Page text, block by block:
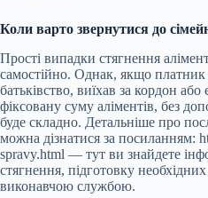
Коли варто звернутися до
Прості випадки стягнення
самостійно. Однак, якщо
батьківство, виїхав за кордон
фіксовану суму аліментів, без
буде складно. Детальніше про
можна дізнатися за посиланням:
spravy.html — тут ви знайдете
стягнення, підготовку
виконавчою службою.